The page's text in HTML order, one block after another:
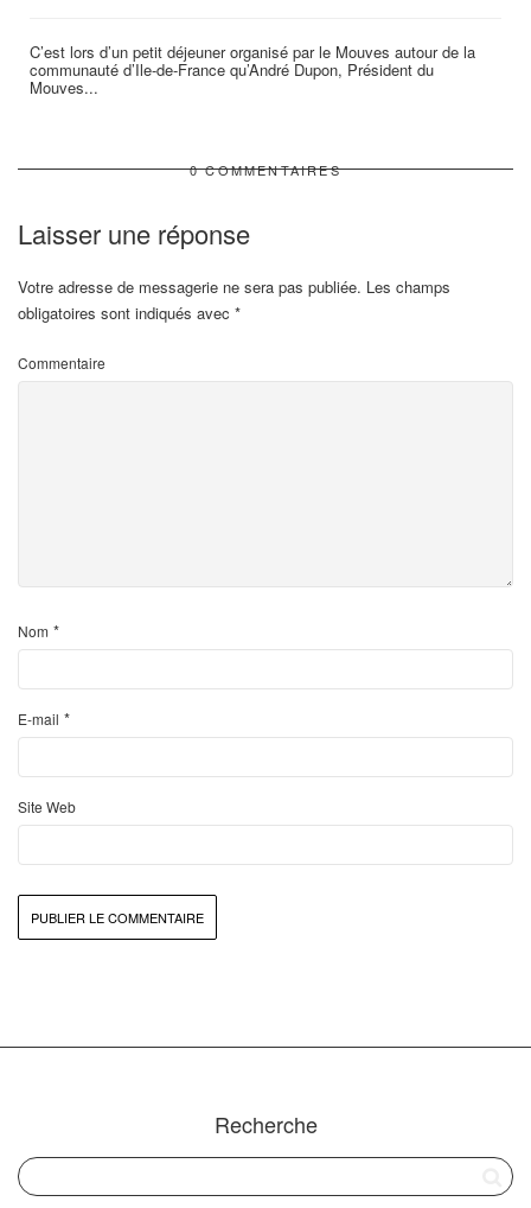
C’est lors d’un petit déjeuner organisé par le Mouves autour de la
communauté d’Ile-de-France qu’André Dupon, Président du
Mouves...
0 COMMENTAIRES
Laisser une réponse
Votre adresse de messagerie ne sera pas publiée. Les champs
obligatoires sont indiqués avec *
Commentaire
Nom *
E-mail *
Site Web
Recherche